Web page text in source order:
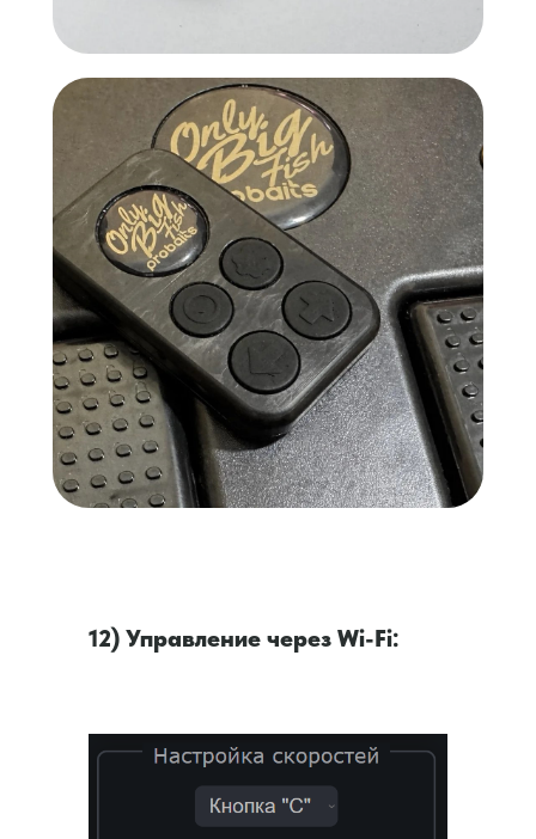
12) Управление через Wi-Fi: